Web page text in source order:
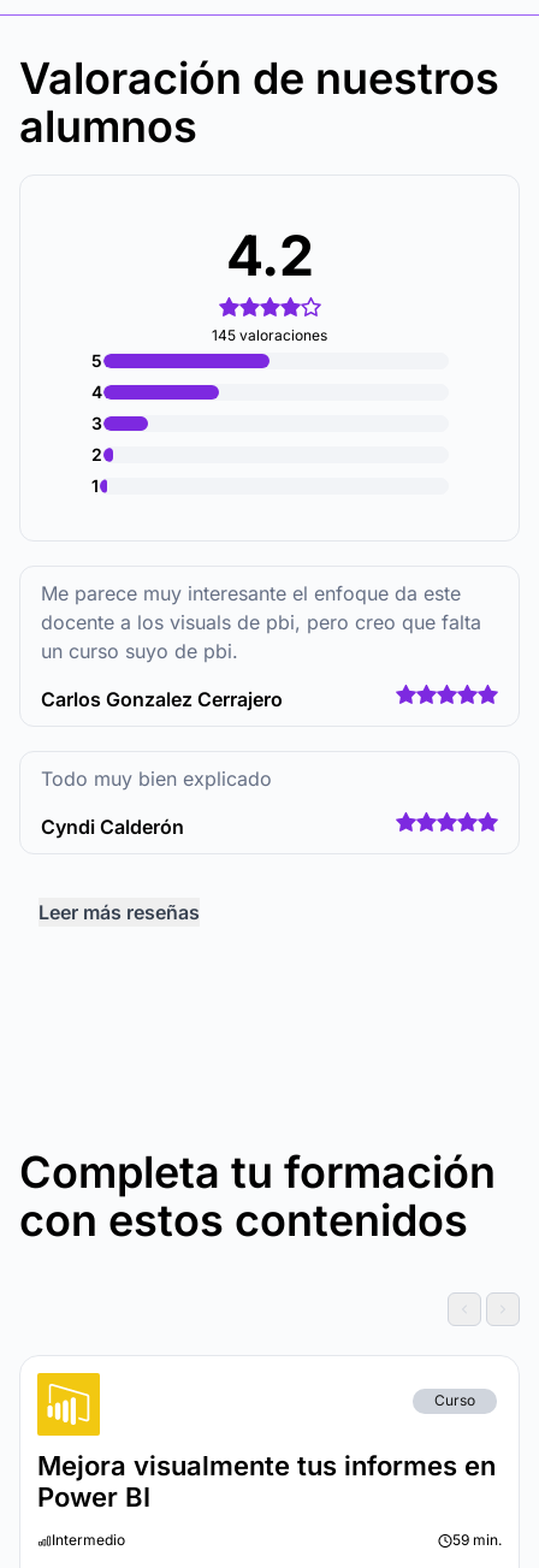
Valoración de nuestros
alumnos
4.2
145 valoraciones
5
4
3
2
1
Me parece muy interesante el enfoque da este
docente a los visuals de pbi, pero creo que falta
un curso suyo de pbi.
Carlos Gonzalez Cerrajero
Todo muy bien explicado
Cyndi Calderón
Leer más reseñas
Completa tu formación
con estos contenidos
Curso
Mejora visualmente tus informes en
Power BI
Intermedio 59 min.